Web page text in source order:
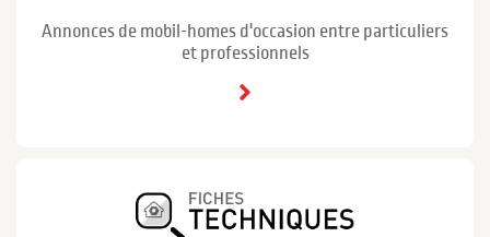
Annonces de mobil-homes d'occasion entre particuliers
et professionnels